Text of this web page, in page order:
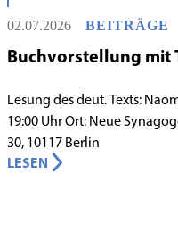
innergemeindlichen
jüdische Grundschule zu
02.07.2026 BEITRÄGE
Buchvorstellung mit
Lesung des deut. Texts: Naomi Krauss
19:00 Uhr Ort: Neue Synagoge Berlin Oranienburger Straße 28–
30, 10117 Berlin
LESEN